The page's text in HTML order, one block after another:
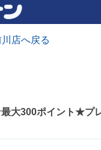
店へ戻る
大300ポイント★プ